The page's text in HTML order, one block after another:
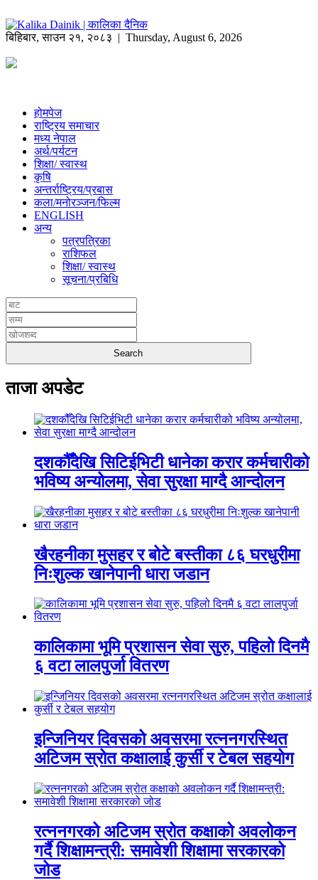
बिहिबार,साउन २१, २०८३ | Thursday, August 6, 2026
होमपेज
राष्ट्रिय समाचार
मध्य नेपाल
अर्थ/पर्यटन
शिक्षा/ स्वास्थ
कृषि
अन्तर्राष्ट्रिय/प्रबास
कला/मनोरञ्जन/फिल्म
ENGLISH
अन्य
पत्रपत्रिका
राशिफल
शिक्षा/ स्वास्थ
सूचना/प्रबिधि
ताजा अपडेट
दशकौँदेखि सिटिईभिटी धानेका करार कर्मचारीको
भविष्य अन्योलमा, सेवा सुरक्षा माग्दै आन्दोलन
खैरहनीका मुसहर र बोटे बस्तीका ८६ घरधुरीमा
निःशुल्क खानेपानी धारा जडान
कालिकामा भूमि प्रशासन सेवा सुरु, पहिलो दिनमै
६ वटा लालपुर्जा वितरण
इन्जिनियर दिवसको अवसरमा रत्ननगरस्थित
अटिजम स्रोत कक्षालाई कुर्सी र टेबल सहयोग
रत्ननगरको अटिजम स्रोत कक्षाको अवलोकन
गर्दै शिक्षामन्त्री: समावेशी शिक्षामा सरकारको
जोड